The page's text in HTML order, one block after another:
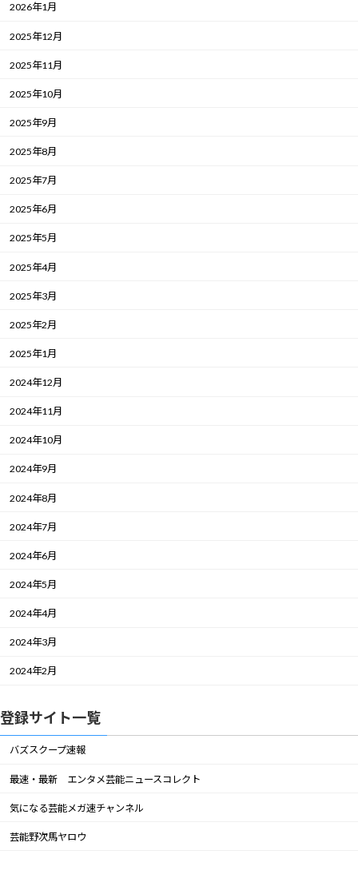
2026年1月
2025年12月
2025年11月
2025年10月
2025年9月
2025年8月
2025年7月
2025年6月
2025年5月
2025年4月
2025年3月
2025年2月
2025年1月
2024年12月
2024年11月
2024年10月
2024年9月
2024年8月
2024年7月
2024年6月
2024年5月
2024年4月
2024年3月
2024年2月
登録サイト一覧
バズスクープ速報
最速・最新 エンタメ芸能ニュースコレクト
気になる芸能メガ速チャンネル
芸能野次馬ヤロウ